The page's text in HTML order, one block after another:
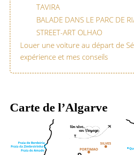
TAVIRA
BALADE DANS LE PARC DE
STREET-ART OLHAO
Louer une voiture au départ de
expérience et mes conseils
Carte de l’Algarve